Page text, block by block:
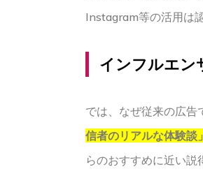
Instagram等の活用は
インフルエン
では、なぜ従来の広告
信者のリアルな体験談
らのおすすめに近い説